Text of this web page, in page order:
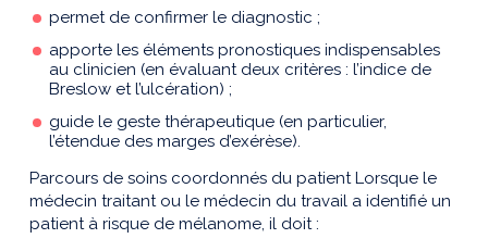
permet de confirmer le diagnostic ;
apporte les éléments pronostiques indispensables
au clinicien (en évaluant deux critères : l’indice de
Breslow et l’ulcération) ;
guide le geste thérapeutique (en particulier,
l’étendue des marges d’exérèse).
Parcours de soins coordonnés du patient Lorsque le
médecin traitant ou le médecin du travail a identifié un
patient à risque de mélanome, il doit :